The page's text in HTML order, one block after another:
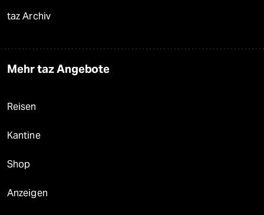
taz Archiv
Mehr taz Angebote
Reisen
Kantine
Shop
Anzeigen